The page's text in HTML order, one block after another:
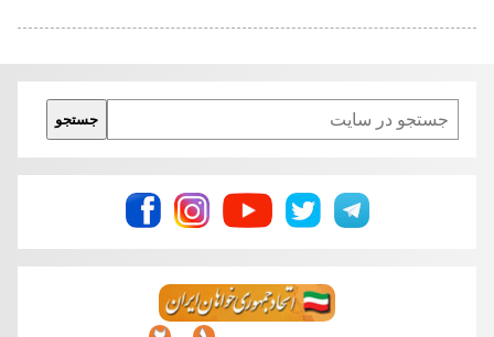
Search
جستجو